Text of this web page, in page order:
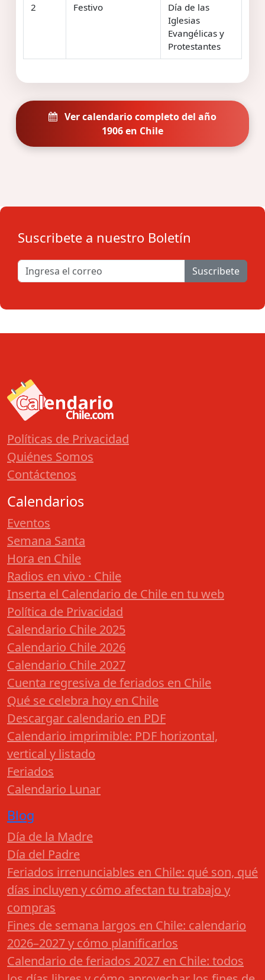
2 Festivo
Día de las
Iglesias
Evangélicas y
Protestantes
Ver calendario completo del año
1906 en Chile
Suscribete a nuestro Boletín
Suscribete
Políticas de Privacidad
Quiénes Somos
Contáctenos
Calendarios
Eventos
Semana Santa
Hora en Chile
Radios en vivo · Chile
Inserta el Calendario de Chile en tu web
Política de Privacidad
Calendario Chile 2025
Calendario Chile 2026
Calendario Chile 2027
Cuenta regresiva de feriados en Chile
Qué se celebra hoy en Chile
Descargar calendario en PDF
Calendario imprimible: PDF horizontal,
vertical y listado
Feriados
Calendario Lunar
Blog
Día de la Madre
Día del Padre
Feriados irrenunciables en Chile: qué son, qué
días incluyen y cómo afectan tu trabajo y
compras
Fines de semana largos en Chile: calendario
2026–2027 y cómo planificarlos
Calendario de feriados 2027 en Chile: todos